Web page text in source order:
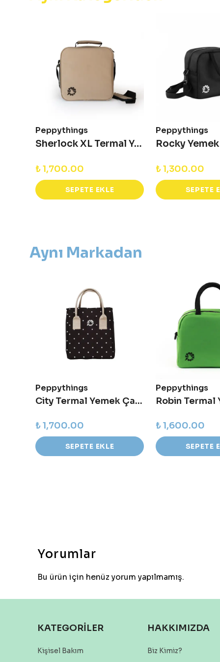
Peppythings
Sherlock XL Termal Yemek Çantası (8.4)
₺ 1,700.00
SEPETE EKLE
Peppythings
₺ 1,300.00
SEPETE
Aynı Markadan
Peppythings
City Termal Yemek Çantası
₺ 1,700.00
SEPETE EKLE
Peppythings
₺ 1,600.00
SEPETE
Yorumlar
Bu ürün için henüz yorum yapılmamış.
KATEGORİLER
Kişisel Bakım
HAKKIMIZDA
Biz Kimiz?